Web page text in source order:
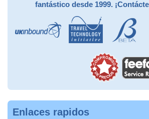
fantástico desde 1999.
Enlaces rapidos